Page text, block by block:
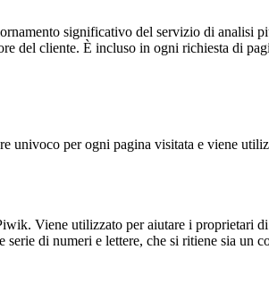
significativo del servizio di analisi
del cliente. È incluso in ogni richiesta di
per ogni pagina visitata e viene
Viene utilizzato per aiutare i proprietari
di numeri e lettere, che si ritiene sia un